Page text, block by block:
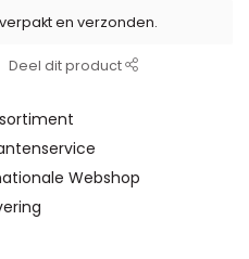
en verzonden.
Deel dit product
Webshop